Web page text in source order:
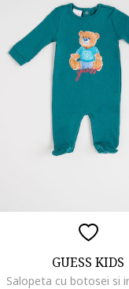
GUESS KIDS